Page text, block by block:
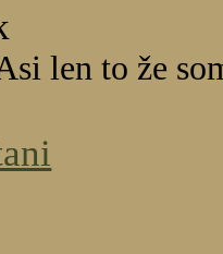
len to že